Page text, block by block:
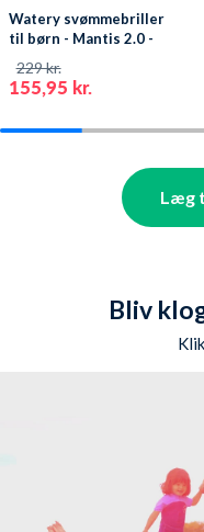
Watery svømmebriller
til børn - Mantis 2.0 -
155,95 kr.
229 kr.
Læg
Bliv